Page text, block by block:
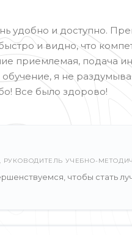
удобно и доступно.
и видно, что
приемлемая, подача
я не
Все было здорово!
, РУКОВОДИТЕЛЬ УЧЕБНО-
чтобы стать